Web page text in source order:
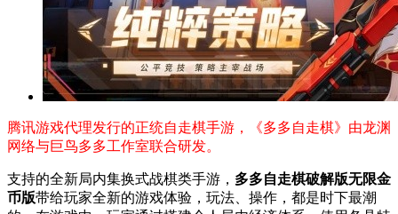
腾讯游戏代理发行的正统自走棋手游，《多多自走棋》由龙渊
网络与巨鸟多多工作室联合研发。
支持的全新局内集换式战棋类手游， 多多自走棋破解版无限金
币版带给玩家全新的游戏体验，玩法、操作，都是时下最潮